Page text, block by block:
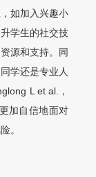
如加入兴趣小
学生的社交技
源和支持。同
学还是专业人
L et al.，
加自信地面对
。